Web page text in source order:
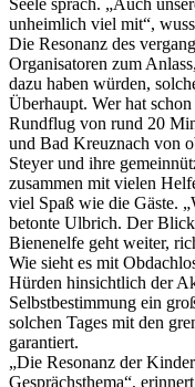
Seele sprach. „Auch
unheimlich viel mit“,
Die Resonanz des
Organisatoren zum
dazu haben wür­den,
Über­haupt. Wer hat
Rundflug von rund 20
und Bad Kreuznach von
Steyer und ihre
zusammen mit vielen
viel Spaß wie die Gäste.
betonte Ulbrich. Der
Bienenelfe geht weiter,
Wie sieht es mit
Hürden hinsichtlich der
Selbstbestimmung ein
solchen Tages mit den
garantiert.
„Die Reso­nanz der
Gesprächsthema“,